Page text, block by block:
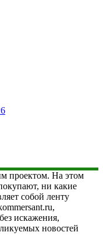
проектом. На этом
ни какие
собой ленту
искажения,
новостей